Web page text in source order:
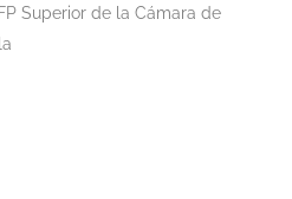
Superior de la Cámara de